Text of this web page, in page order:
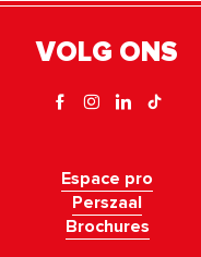
VOLG ONS
Espace pro
Perszaal
Brochures